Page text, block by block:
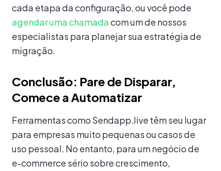
cada etapa da configuração, ou você pode
agendar uma chamadacom um de nossos
especialistas para planejar sua estratégia de
migração.
Conclusão: Pare de Disparar,
Comece a Automatizar
Ferramentas como Sendapp.live têm seu lugar
para empresas muito pequenas ou casos de
uso pessoal. No entanto, para um negócio de
e-commerce sério sobre crescimento,